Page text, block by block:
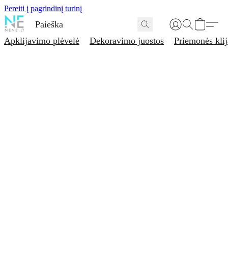
Pereiti į pagrindinį turinį
Apklijavimo plėvelė Dekoravimo juostos Priemonės